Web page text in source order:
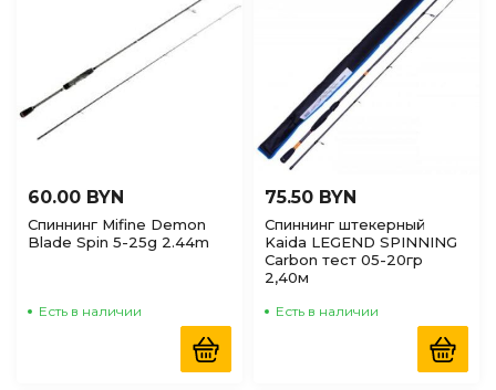
60.00 BYN
Спиннинг Mifine Demon
Blade Spin 5-25g 2.44m
Есть в наличии
75.50 BYN
Спиннинг штекерный
Kaida LEGEND SPINNING
Carbon тест 05-20гр
2,40м
Есть в наличии